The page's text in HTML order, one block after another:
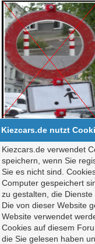
Kiezcars.de nutzt
Kiezcars.de verwendet
speichern, wenn Sie
Sie es nicht sind.
Computer gespeichert
zu gestalten, die
Die von dieser Website
Website verwendet
Cookies auf diesem
die Sie gelesen haben